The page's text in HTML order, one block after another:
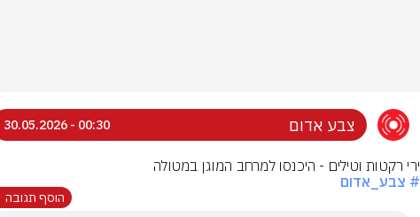
צבע אדום 00:30 - 30.05.2026
ירי רקטות וטילים - היכנסו למרחב המוגן במטולה
# צבע_אדום
הוסף תגובה